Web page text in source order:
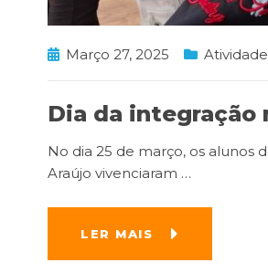
Março 27, 2025
Dia da integração
No dia 25 de março, os alunos
Araújo vivenciaram …
LER MAIS